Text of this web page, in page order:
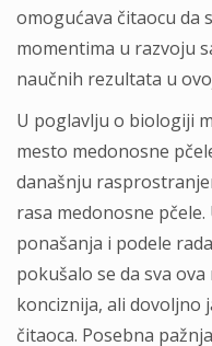
omogućava čitaocu da
momentima u razvoju
naučnih rezultata u
U poglavlju o biologiji
mesto medonosne
današnju
rasa medonosne
ponašanja i podele
pokušalo se da sva
konciznija, ali dovoljno
čitaoca. Posebna